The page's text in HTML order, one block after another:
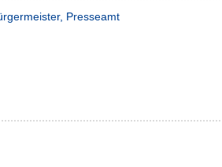
Presseamt